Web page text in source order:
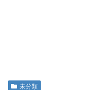
未分類